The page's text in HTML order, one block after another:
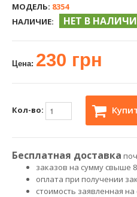
МОДЕЛЬ: 8354
НАЛИЧИЕ:
НЕТ В
Цена: 230 грн
Кол-во:
Бесплатная доставка
заказов на сумму свыше
оплата при получении
стоимость заявленная на